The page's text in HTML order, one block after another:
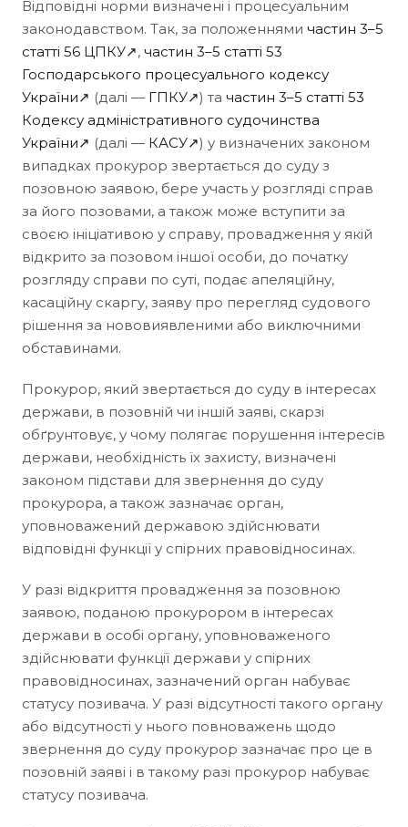
Відповідні норми визначені і процесуальним
законодавством. Так, за положеннями частин 3–5
статті 56 ЦПКУ↗, частин 3–5 статті 53
Господарського процесуального кодексу
України↗ (далі — ГПКУ↗) та частин 3–5 статті 53
Кодексу адміністративного судочинства
України↗ (далі — КАСУ↗) у визначених законом
випадках прокурор звертається до суду з
позовною заявою, бере участь у розгляді справ
за його позовами, а також може вступити за
своєю ініціативою у справу, провадження у якій
відкрито за позовом іншої особи, до початку
розгляду справи по суті, подає апеляційну,
касаційну скаргу, заяву про перегляд судового
рішення за нововиявленими або виключними
обставинами.
Прокурор, який звертається до суду в інтересах
держави, в позовній чи іншій заяві, скарзі
обґрунтовує, у чому полягає порушення інтересів
держави, необхідність їх захисту, визначені
законом підстави для звернення до суду
прокурора, а також зазначає орган,
уповноважений державою здійснювати
відповідні функції у спірних правовідносинах.
У разі відкриття провадження за позовною
заявою, поданою прокурором в інтересах
держави в особі органу, уповноваженого
здійснювати функції держави у спірних
правовідносинах, зазначений орган набуває
статусу позивача. У разі відсутності такого органу
або відсутності у нього повноважень щодо
звернення до суду прокурор зазначає про це в
позовній заяві і в такому разі прокурор набуває
статусу позивача.